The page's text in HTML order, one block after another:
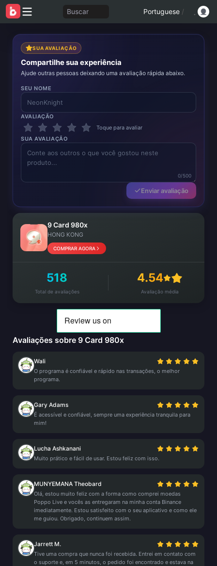
Buscar Portuguese /
SUA AVALIAÇÃO
Compartilhe sua experiência
Ajude outras pessoas deixando uma avaliação rápida abaixo.
SEU NOME
AVALIAÇÃO
Toque para avaliar
SUA AVALIAÇÃO
0/500
Enviar avaliação
9 Card 980x
HONG KONG
COMPRAR AGORA
518
Total de avaliações
4.54
Avaliação média
Avaliações sobre 9 Card 980x
Wali
O programa é confiável e rápido nas transações, o melhor
programa.
Gary Adams
É acessível e confiável, sempre uma experiência tranquila para
mim!
Lucha Ashkanani
Muito prático e fácil de usar. Estou feliz com isso.
MUNYEMANA Theobard
Olá, estou muito feliz com a forma como comprei moedas
Poppo Live e vocês as entregaram na minha conta Binance
imediatamente. Estou satisfeito com o seu aplicativo e como ele
me guiou. Obrigado, continuem assim.
Jarrett M.
Tive uma compra que nunca foi recebida. Entrei em contato com
o suporte e, em 5 minutos, o pedido foi encontrado e estava na